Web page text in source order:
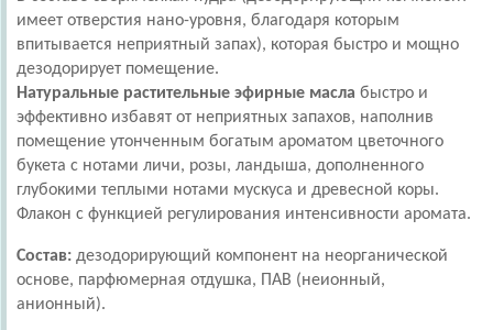
имеет отверстия нано-уровня, благодаря которым
впитывается неприятный запах), которая быстро и мощно
дезодорирует помещение.
Натуральные растительные эфирные масла быстро и
эффективно избавят от неприятных запахов, наполнив
помещение утонченным богатым ароматом цветочного
букета с нотами личи, розы, ландыша, дополненного
глубокими теплыми нотами мускуса и древесной коры.
Флакон с функцией регулирования интенсивности аромата.
Состав: дезодорирующий компонент на неорганической
основе, парфюмерная отдушка, ПАВ (неионный,
анионный).